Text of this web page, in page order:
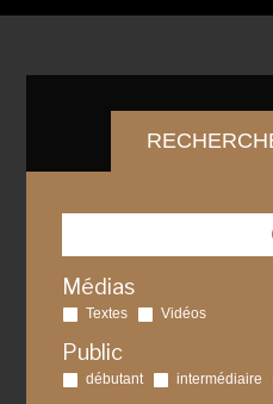
Médias
Textes Vidéos
Public
débutant intermédiaire